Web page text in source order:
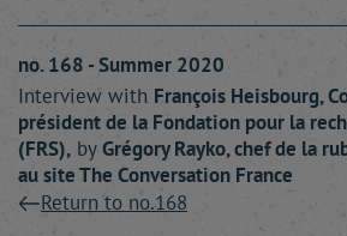
no. 168 - Summer 2020
Interview with François Heisbourg,
président de la Fondation pour la
(FRS), byGrégoryRayko, chef de la
au site The Conversation France
Return to no.168